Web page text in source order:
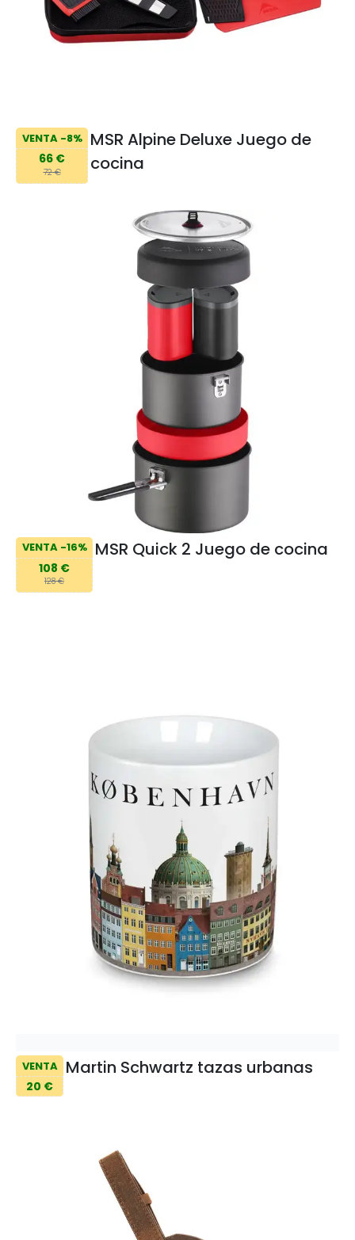
VENTA -8%
66 €
72 €
MSR Alpine Deluxe Juego de
cocina
VENTA -16%
108 €
128 €
MSR Quick 2 Juego de cocina
VENTA
20 €
Martin Schwartz tazas urbanas